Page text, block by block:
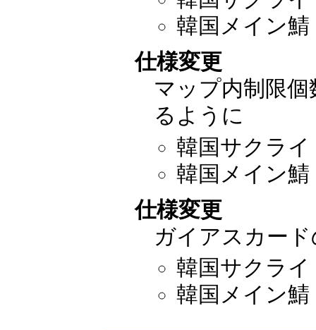
韓国メイン鯖
仕様変更
マップ内制限
るように
韓国サクライ
韓国メイン鯖
仕様変更
ガイアスカー
韓国サクライ
韓国メイン鯖